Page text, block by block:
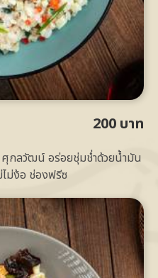
200 บาท
ศุกลวัฒน์ อร่อยชุ่มช่ำด้วยน้ำมัน
ม่ง้อ ช่องฟรีซ